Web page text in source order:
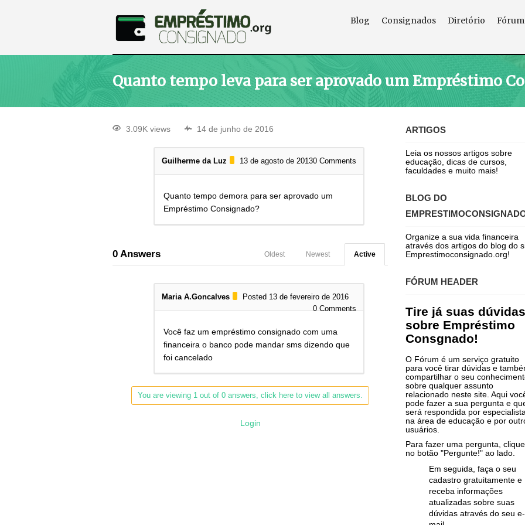
Blog Consignados Diretório Fórum
Quanto tempo leva para ser aprovado um Empréstimo
3.09K views 14 de junho de 2016
Guilherme da Luz 13 de agosto de 20130 Comments
Quanto tempo demora para ser aprovado um
Empréstimo Consignado?
0 Answers Active
Newest
Oldest
Maria A.Goncalves
Posted 13 de fevereiro de 2016
0Comments
Você faz um empréstimo consignado com uma
financeira o banco pode mandar sms dizendo que
foi cancelado
You are viewing 1 out of 0 answers, click here to view all answers.
Login
ARTIGOS
Leia os nossos artigos sobre
educação, dicas de cursos,
faculdades e muito mais!
BLOG DO
Organize a sua vida financeira
através dos artigos do blog do
Emprestimoconsignado.org!
FÓRUM HEADER
Tire já suas dúvidas
sobre Empréstimo
Consgnado!
O Fórum é um serviço gratuito
para você tirar dúvidas e
compartilhar o seu
sobre qualquer assunto
relacionado neste site. Aqui
pode fazer a sua pergunta e
será respondida por
na área de educação e por
usuários.
Para fazer uma pergunta, clique
no botão "Pergunte!" ao lado.
Em seguida, faça o seu
cadastro gratuitamente e
receba informações
atualizadas sobre suas
dúvidas através do seu e-